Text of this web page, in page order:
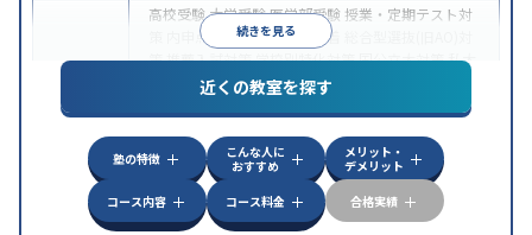
続きを見る
高校受験大学受験医学部受験 授業・定期テスト対
内申点対策学習習慣の定着
策推薦入試対策学校別特化対策国公立大対策私大
共通テスト対策英検(英語検定)対策
その
特徴
中高一貫校生に対応授業の振替可能 不登校生に対
学習にPC・タブレットを利用オンライン対応
科目から受講可能季節講習のみの受講可発達障害
の子どもに対応
近くの教室を探す
塾の特徴
こんな人に
おすすめ
メリット・
デメリット
コース内容
コース料金 合格実績